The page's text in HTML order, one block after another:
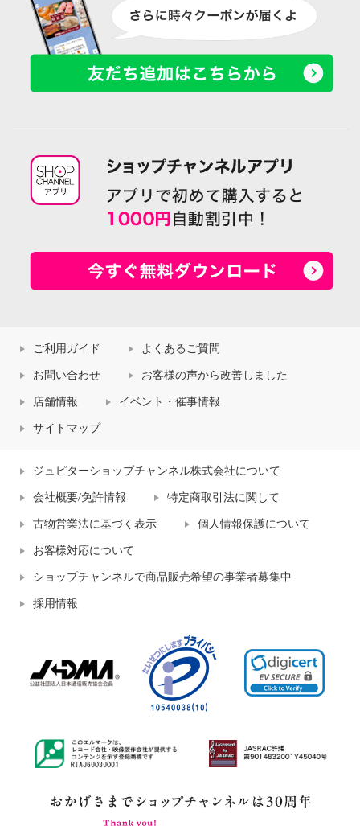
ご利用ガイド よくあるご質問
お問い合わせ お客様の声から改善しました
店舗情報 イベント・催事情報
サイトマップ
ジュピターショップチャンネル株式会社について
会社概要/免許情報 特定商取引法に関して
古物営業法に基づく表示 個人情報保護について
お客様対応について
ショップチャンネルで商品販売希望の事業者募集中
採用情報